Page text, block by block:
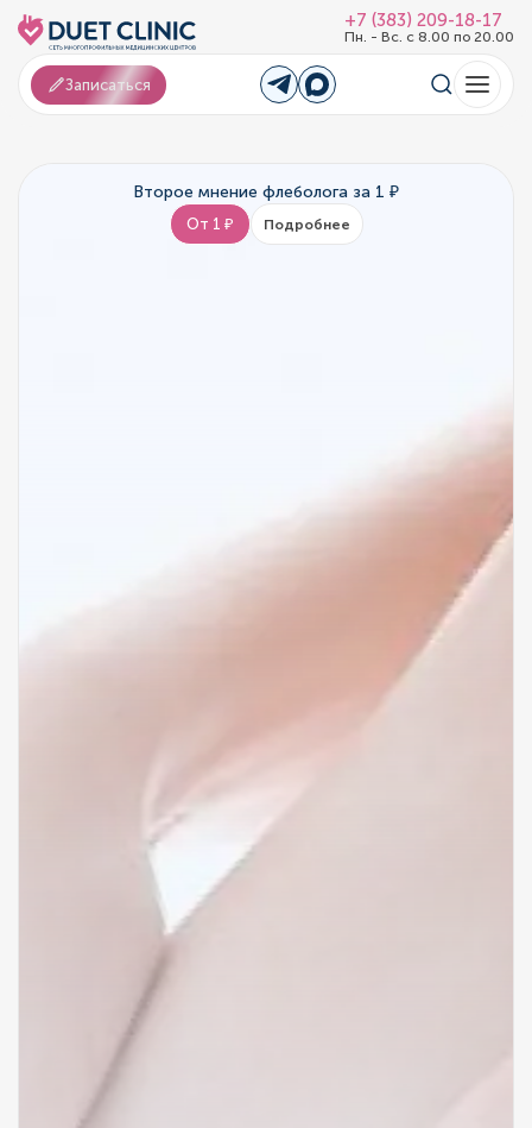
+7 (383) 209-18-17
Пн. - Вс. с 8.00 по 20.00
Записаться
Второе мнение флеболога за 1 ₽
От 1 ₽ Подробнее